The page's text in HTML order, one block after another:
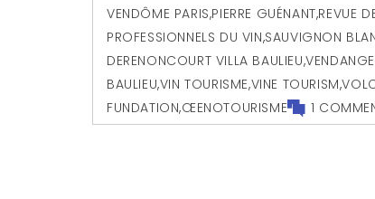
VENDÔME PARIS,PIERRE GUÉNANT,REVUE
PROFESSIONNELS DU VIN,SAUVIGNON
DERENONCOURT VILLA BAULIEU,
BAULIEU,VIN TOURISME,VINE TOURISM,
FUNDATION,ŒENOTOURISME 1